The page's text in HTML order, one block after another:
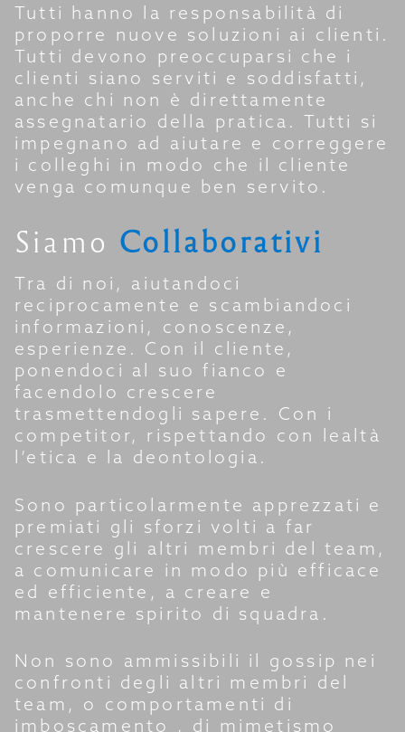
Tutti hanno la responsabilità di
proporre nuove soluzioni ai clienti.
Tutti devono preoccuparsi che i
clienti siano serviti e soddisfatti,
anche chi non è direttamente
assegnatario della pratica. Tutti si
impegnano ad aiutare e correggere
i colleghi in modo che il cliente
venga comunque ben servito.
Siamo Collaborativi
Tra di noi, aiutandoci
reciprocamente e scambiandoci
informazioni, conoscenze,
esperienze. Con il cliente,
ponendoci al suo fianco e
facendolo crescere
trasmettendogli sapere. Con i
competitor, rispettando con lealtà
l’etica e la deontologia.
Sono particolarmente apprezzati e
premiati gli sforzi volti a far
crescere gli altri membri del team,
a comunicare in modo più efficace
ed efficiente, a creare e
mantenere spirito di squadra.
Non sono ammissibili il gossip nei
confronti degli altri membri del
team, o comportamenti di
imboscamento , di mimetismo